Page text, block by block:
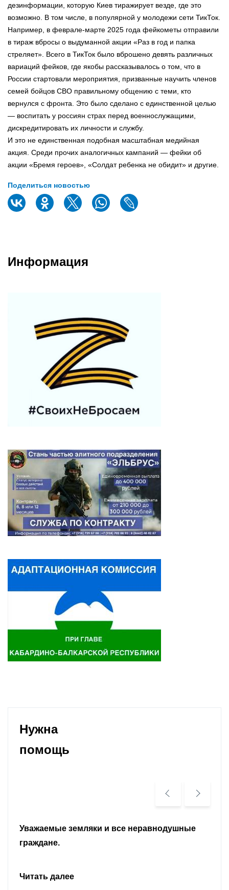
дезинформации, которую Киев тиражирует везде, где это
возможно. В том числе, в популярной у молодежи сети ТикТок.
Например, в феврале-марте 2025 года фейкометы отправили
в тираж вбросы о выдуманной акции «Раз в год и папка
стреляет». Всего в ТикТок было вброшено девять различных
вариаций фейков, где якобы рассказывалось о том, что в
России стартовали мероприятия, призванные научить членов
семей бойцов СВО правильному общению с теми, кто
вернулся с фронта. Это было сделано с единственной целью
— воспитать у россиян страх перед военнослужащими,
дискредитировать их личности и службу.
И это не единственная подобная масштабная медийная
акция. Среди прочих аналогичных кампаний — фейки об
акции «Бремя героев», «Солдат ребенка не обидит» и другие.
Поделиться новостью
Информация
Нужна
помощь
Уважаемые земляки и все неравнодушные
граждане.
Читать далее